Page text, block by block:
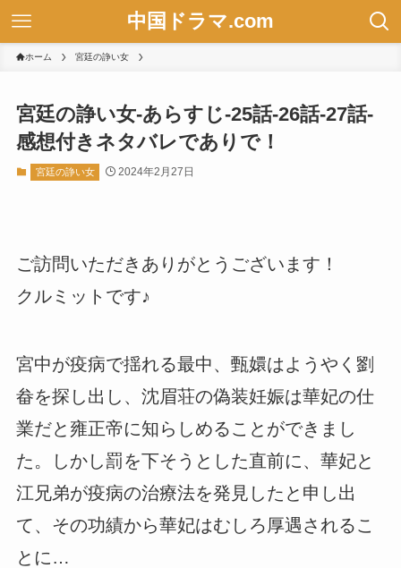
中国ドラマ.com
ホーム 宮廷の諍い女
宮廷の諍い女-あらすじ-25話-26話-27話-
感想付きネタバレでありで！
宮廷の諍い女 2024年2月27日
ご訪問いただきありがとうございます！
クルミットです♪
宮中が疫病で揺れる最中、甄嬛はようやく劉
畚を探し出し、沈眉荘の偽装妊娠は華妃の仕
業だと雍正帝に知らしめることができまし
た。しかし罰を下そうとした直前に、華妃と
江兄弟が疫病の治療法を発見したと申し出
て、その功績から華妃はむしろ厚遇されるこ
とに…